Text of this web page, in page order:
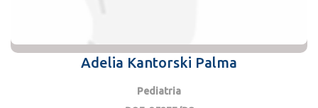
Adelia Kantorski Palma
Pediatria